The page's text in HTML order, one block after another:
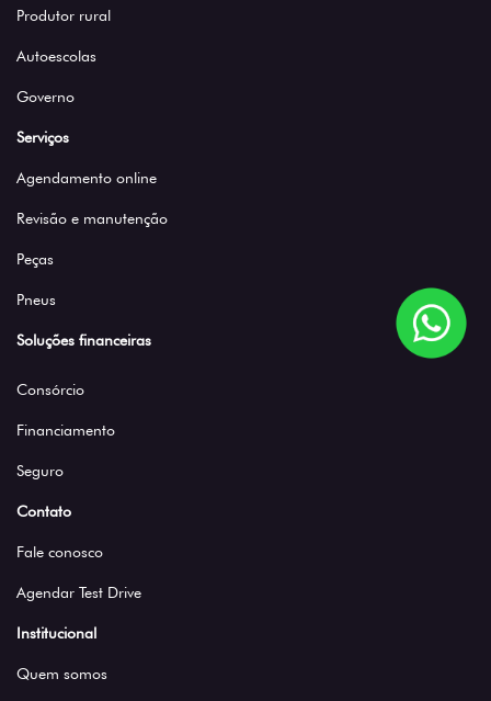
Produtor rural
Autoescolas
Governo
Serviços
Agendamento online
Revisão e manutenção
Peças
Pneus
Soluções financeiras
Consórcio
Financiamento
Seguro
Contato
Fale conosco
Agendar Test Drive
Institucional
Quem somos